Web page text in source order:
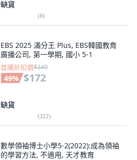
缺貨
(8)
EBS 2025 滿分王 Plus, EBS韓國教育
廣播公司, 第一學期, 國小 5-1
首購折扣價$340
49% $172
缺貨
(322)
數學領袖博士小學5-2(2022):成為領袖
的學習方法, 不適用, 天才教育